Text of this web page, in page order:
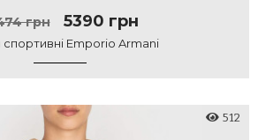
грн 5390 грн
Emporio Armani
512